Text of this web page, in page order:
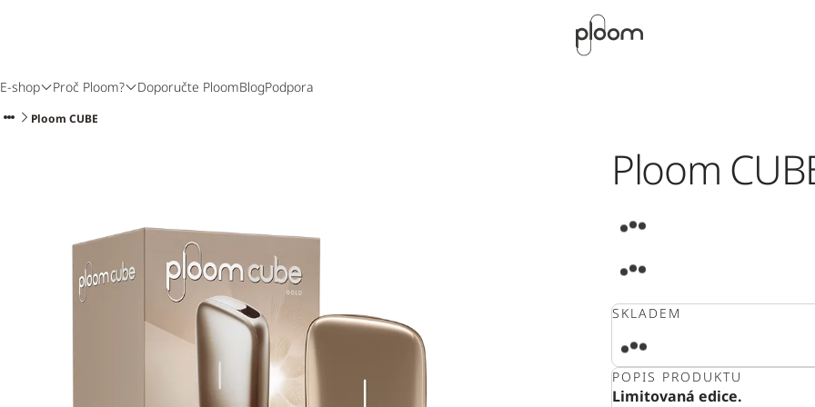
E-shop Proč Ploom? Doporučte PloomBlogPodpora
Ploom CUBE
Ploom
SKLADEM
POPIS PRODUKTU
Limitovaná edice.